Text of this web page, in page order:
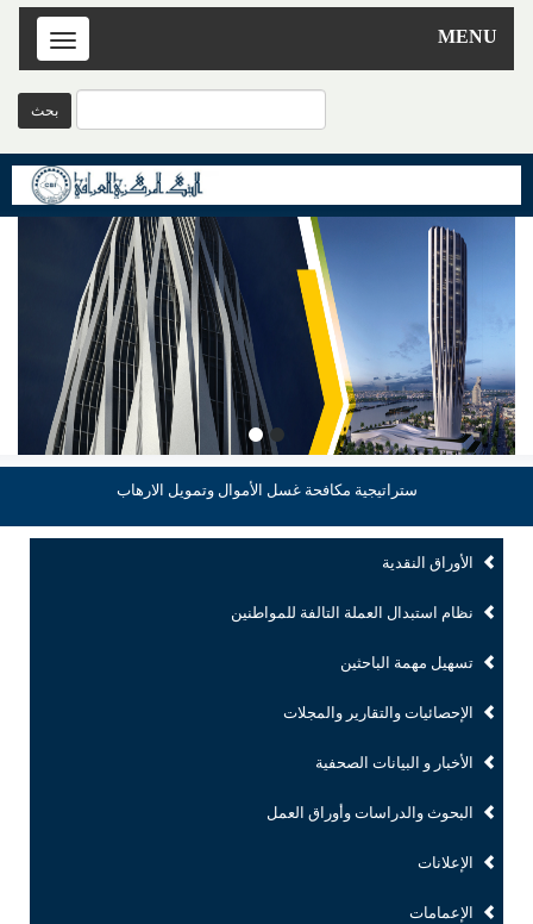
MENU
Toggle
ستراتيجية مكافحة غسل الأموال وتمويل الارهاب
الأوراق النقدية
نظام استبدال العملة التالفة للمواطنين
تسهيل مهمة الباحثين
الإحصائيات والتقارير والمجلات
الأخبار و البيانات الصحفية
البحوث والدراسات وأوراق العمل
الإعلانات
الإعمامات